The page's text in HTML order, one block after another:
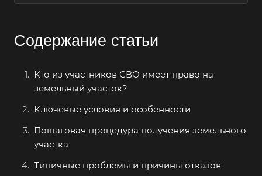
Содержание статьи
Кто из участников СВО имеет право на
земельный участок?
Ключевые условия и особенности
Пошаговая процедура получения земельного
участка
Типичные проблемы и причины отказов